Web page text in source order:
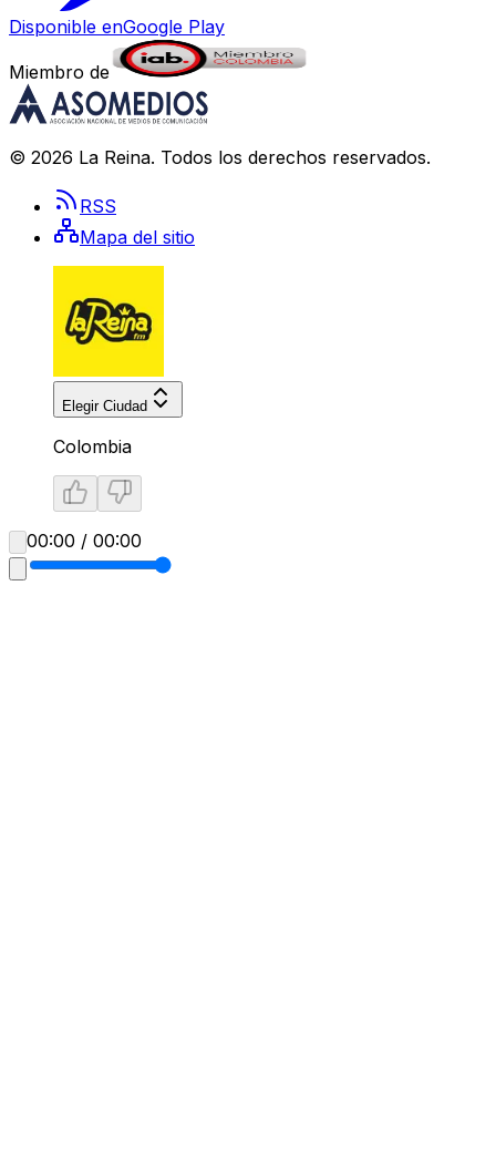
Disponible enGoogle Play
Miembro de
© 2026 La Reina. Todos los derechos reservados.
RSS
Mapa del sitio
Elegir Ciudad
Colombia
00:00 / 00:00